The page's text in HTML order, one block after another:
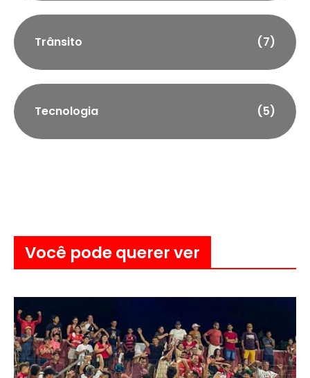
Trânsito (7)
Tecnologia (5)
Você pode querer ver